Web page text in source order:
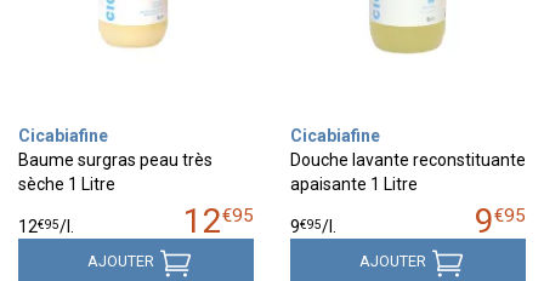
Cicabiafine
Baume surgras peau très
sèche 1 Litre
12€95
12€95/
AJOUTER
Cicabiafine
Douche lavante reconstituante
apaisante 1 Litre
9€95
9€95/
AJOUTER